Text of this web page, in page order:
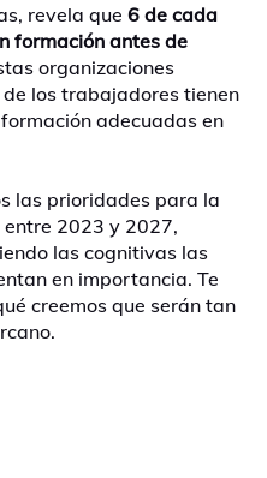
revela que 6 de cada
formación antes de
organizaciones
los trabajadores tienen
adecuadas en
las prioridades para la
2023 y 2027,
las cognitivas las
en importancia. Te
creemos que serán tan